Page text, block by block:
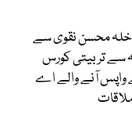
محسن نقوی سے
سے تربیتی کورس
آنے والے اے